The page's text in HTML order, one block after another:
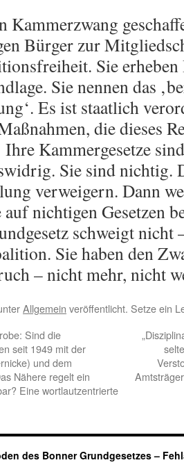
Kammerzwang
Bürger zur
Sie
Sie nennen das
Es ist staatlich
die dieses
Kammergesetze
Sie sind nichtig.
verweigern. Dann
nichtigen Gesetzen
schweigt nicht
Sie haben den
– nicht mehr, nicht
Allgemein veröffentlicht. Setze ein
Sind die
seit 1949 mit der
und dem
Nähere regelt ein
Eine wortlautzentrierte
des Bonner Grundgesetzes –